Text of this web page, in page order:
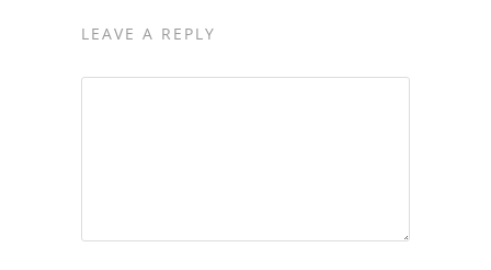
LEAVE A REPLY